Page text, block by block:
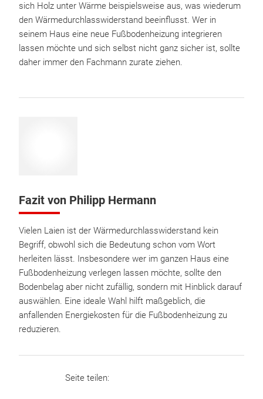
sich Holz unter Wärme beispielsweise aus, was wiederum
den Wärmedurchlasswiderstand beeinflusst. Wer in
seinem Haus eine neue Fußbodenheizung integrieren
lassen möchte und sich selbst nicht ganz sicher ist, sollte
daher immer den Fachmann zurate ziehen.
Fazit von Philipp Hermann
Vielen Laien ist der Wärmedurchlasswiderstand kein
Begriff, obwohl sich die Bedeutung schon vom Wort
herleiten lässt. Insbesondere wer im ganzen Haus eine
Fußbodenheizung verlegen lassen möchte, sollte den
Bodenbelag aber nicht zufällig, sondern mit Hinblick darauf
auswählen. Eine ideale Wahl hilft maßgeblich, die
anfallenden Energiekosten für die Fußbodenheizung zu
reduzieren.
Seite teilen: